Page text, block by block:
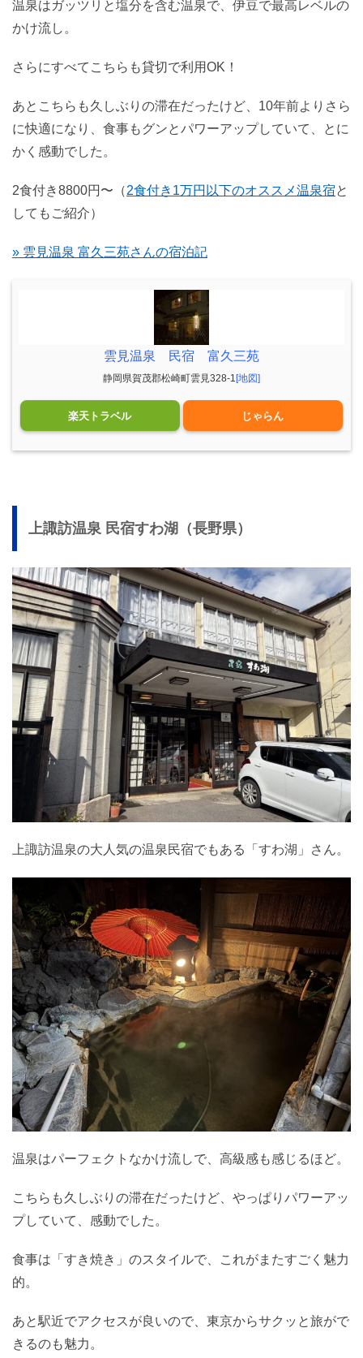
温泉はガッツリと塩分を含む温泉で、伊豆で最高レベルの
かけ流し。
さらにすべてこちらも貸切で利用OK！
あとこちらも久しぶりの滞在だったけど、10年前よりさら
に快適になり、食事もグンとパワーアップしていて、とに
かく感動でした。
2食付き8800円〜（2食付き1万円以下のオススメ温泉宿と
してもご紹介）
» 雲見温泉 富久三苑さんの宿泊記
雲見温泉 民宿 富久三苑
静岡県賀茂郡松崎町雲見328-1 [地図]
楽天トラベル じゃらん
上諏訪温泉 民宿すわ湖（長野県）
上諏訪温泉の大人気の温泉民宿でもある「すわ湖」さん。
温泉はパーフェクトなかけ流しで、高級感も感じるほど。
こちらも久しぶりの滞在だったけど、やっぱりパワーアッ
プしていて、感動でした。
食事は「すき焼き」のスタイルで、これがまたすごく魅力
的。
あと駅近でアクセスが良いので、東京からサクッと旅がで
きるのも魅力。